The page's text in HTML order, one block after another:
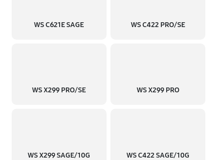
WS C621E SAGE WS C422 PRO/SE
WS X299 PRO/SE WS X299 PRO
WS X299 SAGE/10G WS C422 SAGE/10G